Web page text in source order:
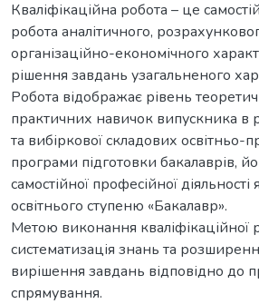
Кваліфікаційна робота – це
робота аналітичного,
організаційно-економічного
рішення завдань узагальненого
Робота відображає рівень
практичних навичок випускника в
та вибіркової складових освітньо-
програми підготовки бакалаврів,
самостійної професійної
освітнього ступеню «Бакалавр».
Метою виконання кваліфікаційної
систематизація знань та
вирішення завдань відповідно до
спрямування.